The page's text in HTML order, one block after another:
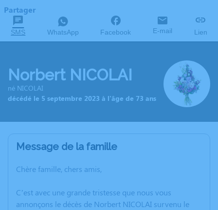
Partager
SMS WhatsApp Facebook E-mail Lien
Norbert NICOLAI
né NICOLAI
décédé le 5 septembre 2023 à l'âge de 73 ans
Message de la famille
Chère famille, chers amis,
C’est avec une grande tristesse que nous vous
annonçons le décès de Norbert NICOLAI survenu le